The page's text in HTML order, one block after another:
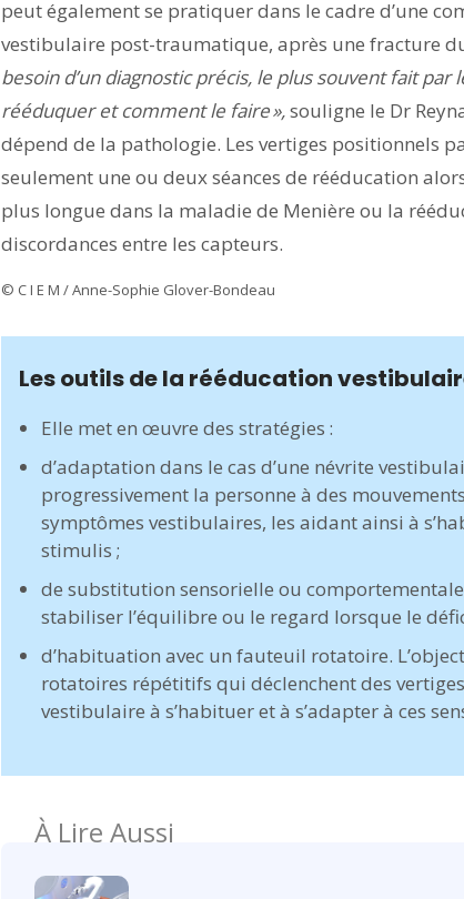
peut également se pratiquer dans le cadre d’une
vestibulaire post-traumatique, après une fracture
besoin d’un diagnostic précis, le plus souvent fait
rééduquer et comment le faire »,souligne le Dr
dépend de la pathologie. Les vertiges positionnels
seulement une ou deux séances de rééducation
plus longue dans la maladie de Menière ou la
discordances entre les capteurs.
© C I E M / Anne-Sophie Glover-Bondeau
Les outils de la rééducation
Elle met en œuvre des stratégies :
d’adaptation dans le cas d’une névrite
progressivement la personne à des
symptômes vestibulaires, les aidant ainsi à
stimulis ;
de substitution sensorielle ou
stabiliser l’équilibre ou le regard lorsque le
d’habituation avec un fauteuil rotatoire.
rotatoires répétitifs qui déclenchent des
vestibulaire à s’habituer et à s’adapter à ces
À Lire Aussi